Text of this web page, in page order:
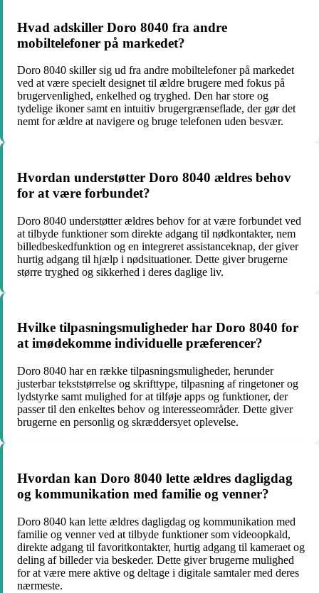
Hvad adskiller Doro 8040 fra andre
mobiltelefoner på markedet?
Doro 8040 skiller sig ud fra andre mobiltelefoner på markedet
ved at være specielt designet til ældre brugere med fokus på
brugervenlighed, enkelhed og tryghed. Den har store og
tydelige ikoner samt en intuitiv brugergrænseflade, der gør det
nemt for ældre at navigere og bruge telefonen uden besvær.
Hvordan understøtter Doro 8040 ældres behov
for at være forbundet?
Doro 8040 understøtter ældres behov for at være forbundet ved
at tilbyde funktioner som direkte adgang til nødkontakter, nem
billedbeskedfunktion og en integreret assistanceknap, der giver
hurtig adgang til hjælp i nødsituationer. Dette giver brugerne
større tryghed og sikkerhed i deres daglige liv.
Hvilke tilpasningsmuligheder har Doro 8040 for
at imødekomme individuelle præferencer?
Doro 8040 har en række tilpasningsmuligheder, herunder
justerbar tekststørrelse og skrifttype, tilpasning af ringetoner og
lydstyrke samt mulighed for at tilføje apps og funktioner, der
passer til den enkeltes behov og interesseområder. Dette giver
brugerne en personlig og skræddersyet oplevelse.
Hvordan kan Doro 8040 lette ældres dagligdag
og kommunikation med familie og venner?
Doro 8040 kan lette ældres dagligdag og kommunikation med
familie og venner ved at tilbyde funktioner som videoopkald,
direkte adgang til favoritkontakter, hurtig adgang til kameraet og
deling af billeder via beskeder. Dette giver brugerne mulighed
for at være mere aktive og deltage i digitale samtaler med deres
nærmeste.